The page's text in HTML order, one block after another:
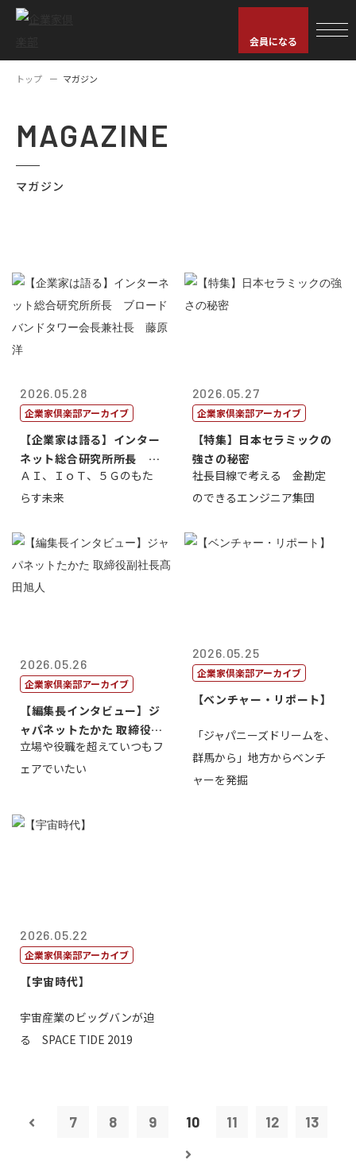
会員になる
トップ マガジン
MAGAZINE
マガジン
2026.05.28
企業家倶楽部アーカイブ
【企業家は語る】インター
ネット総合研究所所長 ブ
ロードバンド...
ＡＩ、ＩｏＴ、５Ｇのもた
らす未来
2026.05.27
企業家倶楽部アーカイブ
【特集】日本セラミックの
強さの秘密
社長目線で考える 金勘定
のできるエンジニア集団
2026.05.26
企業家倶楽部アーカイブ
【編集長インタビュー】ジ
ャパネットたかた 取締役副
社長髙田旭...
立場や役職を超えていつもフ
ェアでいたい
2026.05.25
企業家倶楽部アーカイブ
【ベンチャー・リポート】
「ジャパニーズドリームを、
群馬から」地方からベンチ
ャーを発掘
2026.05.22
企業家倶楽部アーカイブ
【宇宙時代】
宇宙産業のビッグバンが迫
る SPACE TIDE 2019
7 8 9 10 11 12 13